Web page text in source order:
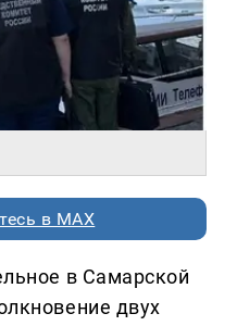
в MAX
в Самарской
двух